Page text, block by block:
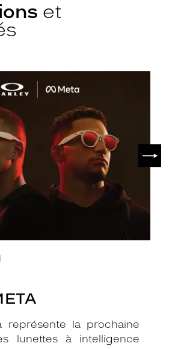
et
représente la prochaine
lunettes à intelligence